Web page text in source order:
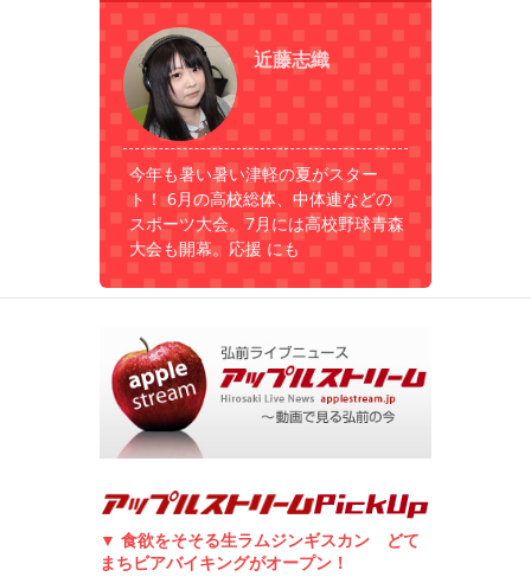
近藤志織
今年も暑い暑い津軽の夏がスター
ト！ 6月の高校総体、中体連などの
スポーツ大会。7月には高校野球青森
大会も開幕。応援 にも
▼ 食欲をそそる生ラムジンギスカン どて
まちビアバイキングがオープン！